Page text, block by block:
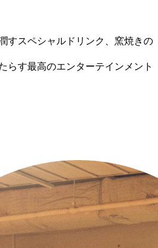
すスペシャルドリンク、窯焼きの
らす最高のエンターテインメント